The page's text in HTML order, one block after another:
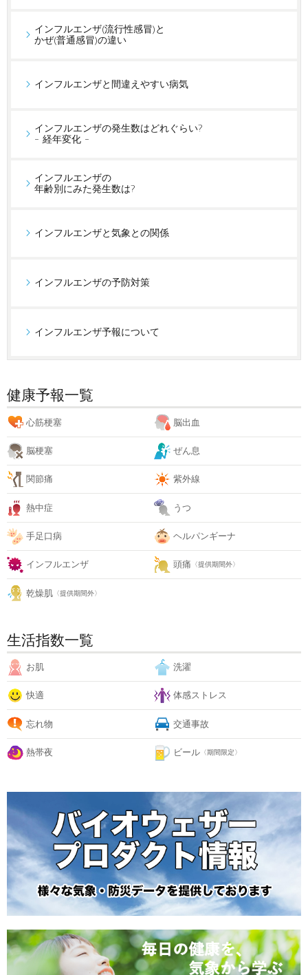
インフルエンザ(流行性感冒)と
かぜ(普通感冒)の違い
インフルエンザと間違えやすい病気
インフルエンザの発生数はどれぐらい?
- 経年変化 -
インフルエンザの
年齢別にみた発生数は?
インフルエンザと気象との関係
インフルエンザの予防対策
インフルエンザ予報について
健康予報一覧
心筋梗塞 脳出血
脳梗塞 ぜん息
関節痛 紫外線
熱中症 うつ
手足口病 ヘルパンギーナ
インフルエンザ 頭痛 〈提供期間外〉
乾燥肌 〈提供期間外〉
生活指数一覧
お肌 洗濯
快適 体感ストレス
忘れ物 交通事故
熱帯夜 ビール 〈期間限定〉